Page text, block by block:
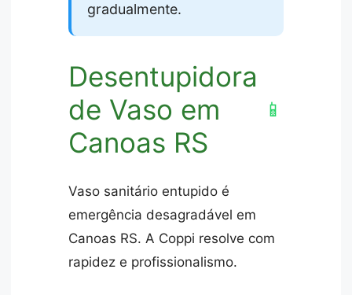
gradualmente.
Desentupidora
de Vaso em
Canoas RS
📱
Vaso sanitário entupido é
emergência desagradável em
Canoas RS. A Coppi resolve com
rapidez e profissionalismo.